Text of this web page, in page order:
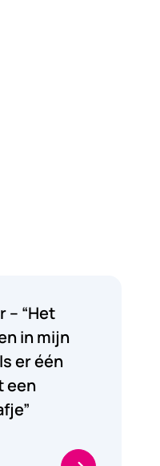
– “Het
in mijn
er één
een